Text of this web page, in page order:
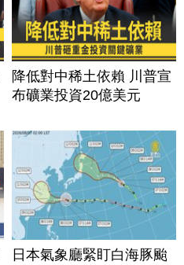
降低對中稀土依賴 川普宣
布礦業投資20億美元
日本氣象廳緊盯白海豚颱